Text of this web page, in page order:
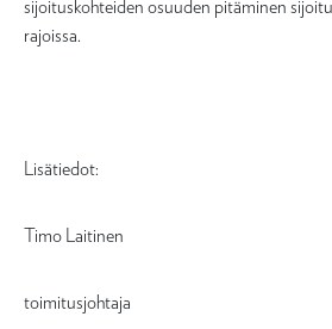
sijoituskohteiden osuuden pitäminen
rajoissa.
Lisätiedot:
Timo Laitinen
toimitusjohtaja